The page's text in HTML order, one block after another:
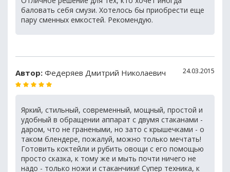
баловать себя смузи. Хотелось бы приобрести еще
пару сменных емкостей. Рекомендую.
Автор: Федеряев Дмитрий Николаевич 24.03.2015
Яркий, стильный, современный, мощный, простой и
удобный в обращении аппарат с двумя стаканами -
даром, что не гранеными, но зато с крышечками - о
таком блендере, пожалуй, можно только мечтать!
Готовить коктейли и рубить овощи с его помощью
просто сказка, к тому же и мыть почти ничего не
надо - только ножи и стаканчики! Супер техника, к